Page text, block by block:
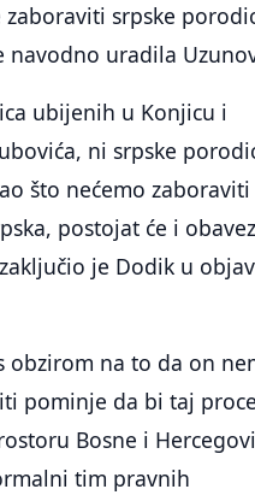
srpske
navodno uradila
ubijenih u Konjicu i
ni srpske
što nećemo
postojat će i
je Dodik u
obzirom na to da on
pominje da bi taj
Bosne i
tim pravnih